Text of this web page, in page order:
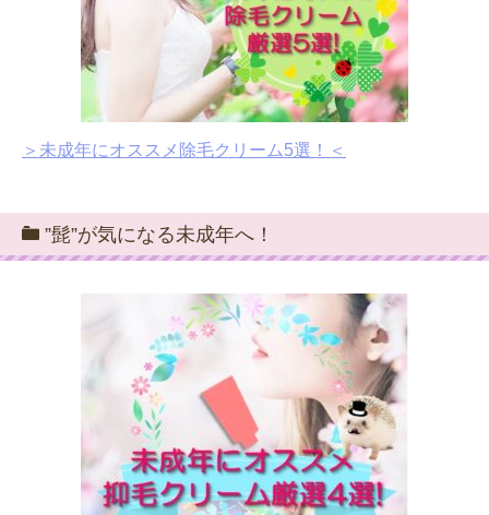
＞未成年にオススメ除毛クリーム5選！＜
”髭”が気になる未成年へ！